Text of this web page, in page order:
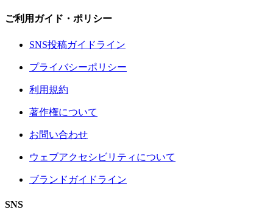
ご利用ガイド・ポリシー
SNS投稿ガイドライン
プライバシーポリシー
利用規約
著作権について
お問い合わせ
ウェブアクセシビリティについて
ブランドガイドライン
SNS